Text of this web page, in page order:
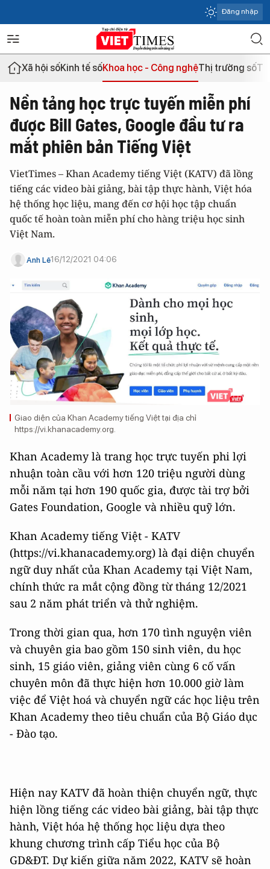
Đăng nhập
Xã hội sốKinh tế sốKhoa học - Công nghệThị trường số
Nền tảng học trực tuyến miễn phí
được Bill Gates, Google đầu tư ra
mắt phiên bản Tiếng Việt
VietTimes – Khan Academy tiếng Việt (KATV) đã lồng
tiếng các video bài giảng, bài tập thực hành, Việt hóa
hệ thống học liệu, mang đến cơ hội học tập chuẩn
quốc tế hoàn toàn miễn phí cho hàng triệu học sinh
Việt Nam.
Anh Lê16/12/2021 04:06
Giao diện của Khan Academy tiếng Việt tại địa chỉ
https://vi.khanacademy.org.
Khan Academy là trang học trực tuyến phi lợi
nhuận toàn cầu với hơn 120 triệu người dùng
mỗi năm tại hơn 190 quốc gia, được tài trợ bởi
Gates Foundation, Google và nhiều quỹ lớn.
Khan Academy tiếng Việt - KATV
(https://vi.khanacademy.org) là đại diện chuyển
ngữ duy nhất của Khan Academy tại Việt Nam,
chính thức ra mắt cộng đồng từ tháng 12/2021
sau 2 năm phát triển và thử nghiệm.
Trong thời gian qua, hơn 170 tình nguyện viên
và chuyên gia bao gồm 150 sinh viên, du học
sinh, 15 giáo viên, giảng viên cùng 6 cố vấn
chuyên môn đã thực hiện hơn 10.000 giờ làm
việc để Việt hoá và chuyển ngữ các học liệu trên
Khan Academy theo tiêu chuẩn của Bộ Giáo dục
- Đào tạo.
Hiện nay KATV đã hoàn thiện chuyển ngữ, thực
hiện lồng tiếng các video bài giảng, bài tập thực
hành, Việt hóa hệ thống học liệu dựa theo
khung chương trình cấp Tiểu học của Bộ
GD&ĐT. Dự kiến giữa năm 2022, KATV sẽ hoàn